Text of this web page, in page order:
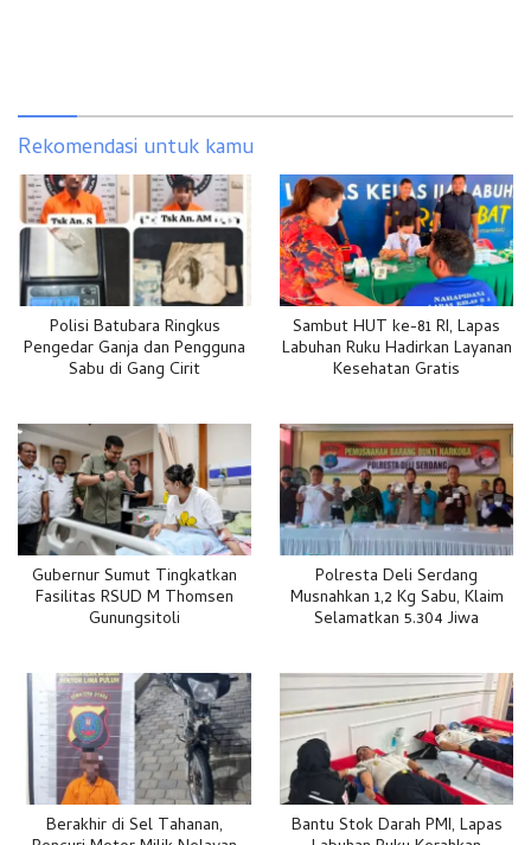
Rekomendasi untuk kamu
Polisi Batubara Ringkus
Pengedar Ganja dan Pengguna
Sabu di Gang Cirit
Sambut HUT ke-81 RI, Lapas
Labuhan Ruku Hadirkan Layanan
Kesehatan Gratis
Gubernur Sumut Tingkatkan
Fasilitas RSUD M Thomsen
Gunungsitoli
Polresta Deli Serdang
Musnahkan 1,2 Kg Sabu, Klaim
Selamatkan 5.304 Jiwa
Berakhir di Sel Tahanan, Bantu Stok Darah PMI, Lapas